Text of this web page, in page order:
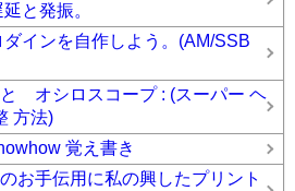
と発振。
ダインを自作しよう。(AM/SSB
オシロスコープ : (スーパー ヘ
方法)
覚え書き
お手伝用に私の興したプリント